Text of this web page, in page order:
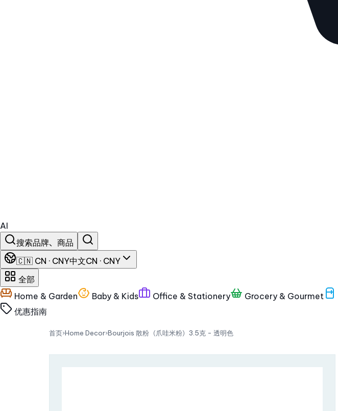
AI
搜索品牌、商品
🇨🇳 CN · CNY中文CN · CNY
全部
Home & Garden
Baby & Kids Office & Stationery Grocery & Gourmet
优惠指南
首页›Home Decor›Bourjois 散粉（爪哇米粉）3.5克 - 透明色